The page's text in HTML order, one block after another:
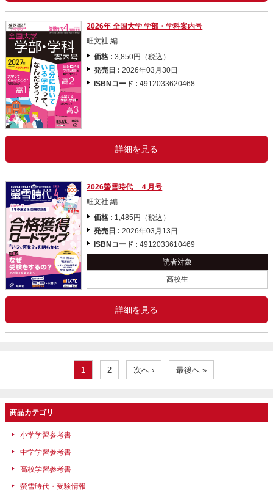
2026年 全国大学 学部・学科案内号
旺文社 編
価格 :3,850円（税込）
発売日 :2026年03月30日
ISBNコード :4912033620468
詳細を見る
2026螢雪時代 ４月号
旺文社 編
価格 : 1,485円（税込）
発売日 :2026年03月13日
ISBNコード :4912033610469
読者対象
高校生
詳細を見る
1 2 次へ › 最後へ »
商品カテゴリ
小学学習参考書
中学学習参考書
高校学習参考書
螢雪時代・受験情報